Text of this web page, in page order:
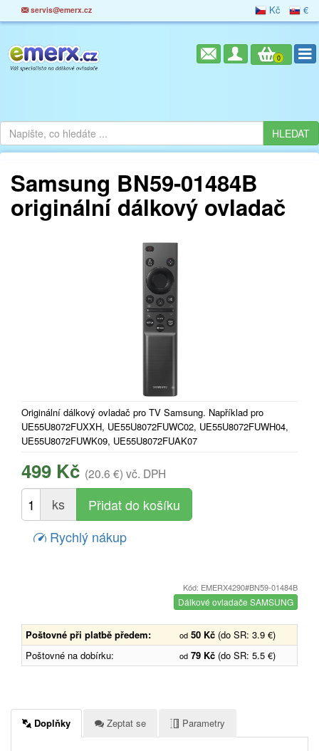
servis@emerx.cz Kč €
0
Samsung BN59-01484B
originální dálkový ovladač
Originální dálkový ovladač pro TV Samsung. Například pro
UE55U8072FUXXH, UE55U8072FUWC02, UE55U8072FUWH04,
UE55U8072FUWK09, UE55U8072FUAK07
499 Kč (20.6 €) vč. DPH
ks
Rychlý nákup
Kód: EMERX4290#BN59-01484B
Dálkové ovladače SAMSUNG
Poštovné při platbě předem: od 50 Kč (do SR: 3.9 €)
Poštovné na dobírku:
od 79 Kč (do SR: 5.5 €)
Doplňky Zeptat se Parametry